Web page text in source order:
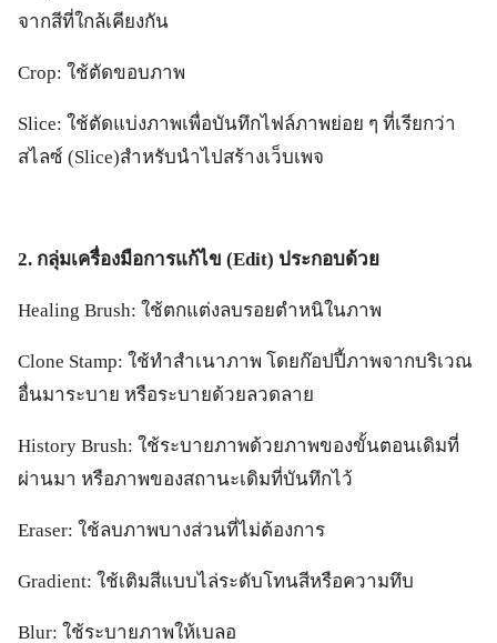
จากสีที่ใกล้เคียงกัน
Crop: ใช้ตัดขอบภาพ
Slice: ใช้ตัดแบ่งภาพเพื่อบันทึกไฟล์ภาพย่อย ๆ ที่เรียกว่า
สไลซ์ (Slice)สำหรับนำไปสร้างเว็บเพจ
2. กลุ่มเครื่องมือการแก้ไข (Edit) ประกอบด้วย
Healing Brush: ใช้ตกแต่งลบรอยตำหนิในภาพ
Clone Stamp: ใช้ทำสำเนาภาพ โดยก๊อปปี้ภาพจากบริเวณ
อื่นมาระบาย หรือระบายด้วยลวดลาย
History Brush: ใช้ระบายภาพด้วยภาพของขั้นตอนเดิมที่
ผ่านมา หรือภาพของสถานะเดิมที่บันทึกไว้
Eraser: ใช้ลบภาพบางส่วนที่ไม่ต้องการ
Gradient: ใช้เติมสีแบบไล่ระดับโทนสีหรือความทึบ
Blur: ใช้ระบายภาพให้เบลอ